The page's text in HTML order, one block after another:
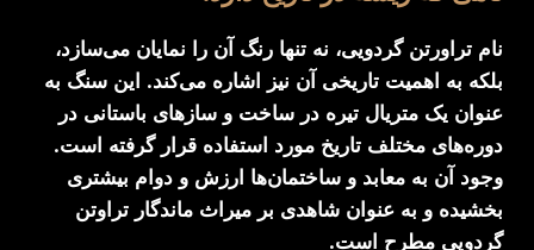
نام تراورتن گردویی، نه تنها رنگ آن را نمایان می‌سازد،
بلکه به اهمیت تاریخی آن نیز اشاره می‌کند. این سنگ به
عنوان یک متریال تیره در ساخت و سازهای باستانی در
دوره‌های مختلف تاریخ مورد استفاده قرار گرفته است.
وجود آن به معابد و ساختمان‌ها ارزش و دوام بیشتری
بخشیده و به عنوان شاهدی بر میراث ماندگار تراوتن
گردویی مطرح است.